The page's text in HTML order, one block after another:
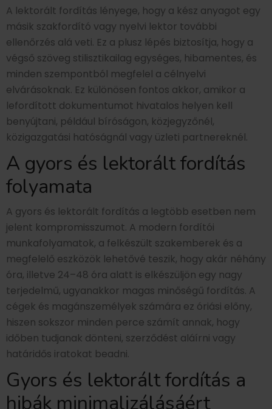
A lektorált fordítás lényege, hogy a kész anyagot egy
másik szakfordító vagy nyelvi lektor további
ellenőrzés alá veti. Ez a plusz lépés biztosítja, hogy a
végső szöveg stilisztikailag egységes, hibamentes, és
minden szempontból megfelel a célnyelvi
elvárásoknak. Ez különösen fontos akkor, amikor a
lefordított dokumentumot hivatalos helyen kell
benyújtani, például bíróságon, közjegyzőnél,
közigazgatási hatóságnál vagy üzleti partnereknél.
A gyors és lektorált fordítás
folyamata
A gyors és lektorált fordítás a legtöbb esetben nem
jelent kompromisszumot. A modern fordítói
munkafolyamatok, a felkészült szakemberek és a
megfelelő eszközök lehetővé teszik, hogy akár néhány
óra, illetve 24–48 óra alatt is elkészüljön egy nagy
terjedelmű, ugyanakkor magas minőségű fordítás. A
cégek és magánszemélyek számára ez óriási előny,
hiszen sokszor minden perce számít annak, hogy
időben tudjanak dönteni, szerződést aláírni vagy
határidős iratokat beadni.
Gyors és lektorált fordítás a
hibák minimalizálásáért